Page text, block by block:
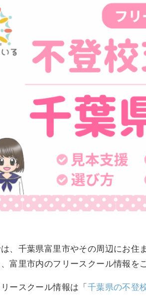
、千葉県富里市やその周辺にお
富里市内のフリースクール情報を
ースクール情報は「千葉県の不登